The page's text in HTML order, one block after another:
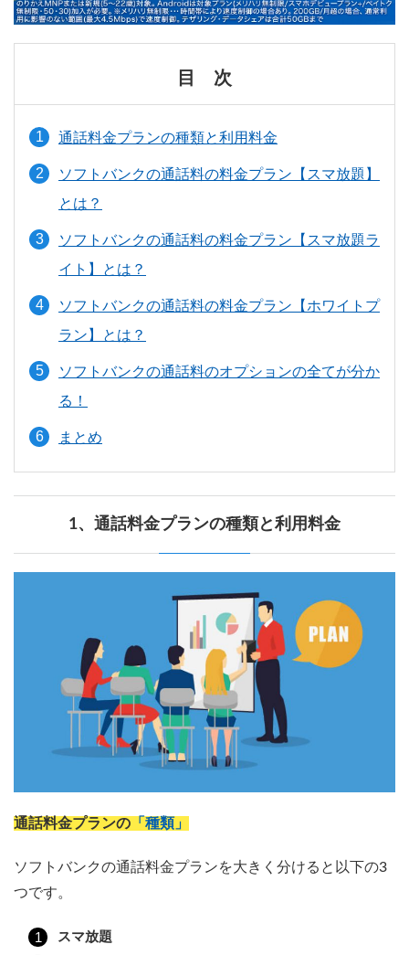
目 次
通話料金プランの種類と利用料金
ソフトバンクの通話料の料金プラン【スマ放題】
とは？
ソフトバンクの通話料の料金プラン【スマ放題ラ
イト】とは？
ソフトバンクの通話料の料金プラン【ホワイトプ
ラン】とは？
ソフトバンクの通話料のオプションの全てが分か
る！
まとめ
1、通話料金プランの種類と利用料金
通話料金プランの 「種類」
ソフトバンクの通話料金プランを大きく分けると以下の3
つです。
スマ放題